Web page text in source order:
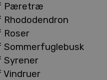
Pæretræ
Roser
Syrener